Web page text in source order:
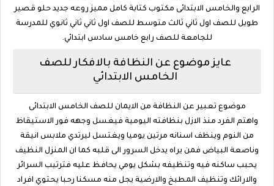
الرابع والخامس الابتدائى مكتوب كتابة كامل مميز روعه جديد حلو قصير
طويل للصف اول ثاني ثالث متوسط للصف اول ثاني ثاني ثانوي للمدرسة
للجامعة للصف رابع خامس سادس ابتدائي.
عايز موضوع عن النظافة بالافكار للصف
الخامس الابتدائي
موضوع تعبير عن النظافة من الايمان للصف الخامس الابتدائى
واهتم الفرد منذ الازل بنظافته اليومية فيغسل وجهه فور الاستيقاظ
من النوم وينظف اسنانه مرتين يوميا ويغتسل ليرتدي ملابس انيقة
وناصعة البياض فمن يراه يدخل السرور الى قلبه كما ان المنزل النظيف
يحبب ساكنه فيه وتنظيفه بشكل يومي يحافظ عليه فترتيب السرائر
والارائك وتنظيف المطبخ والارضية يجل منه مسكنا رحبا يحتوي افراد